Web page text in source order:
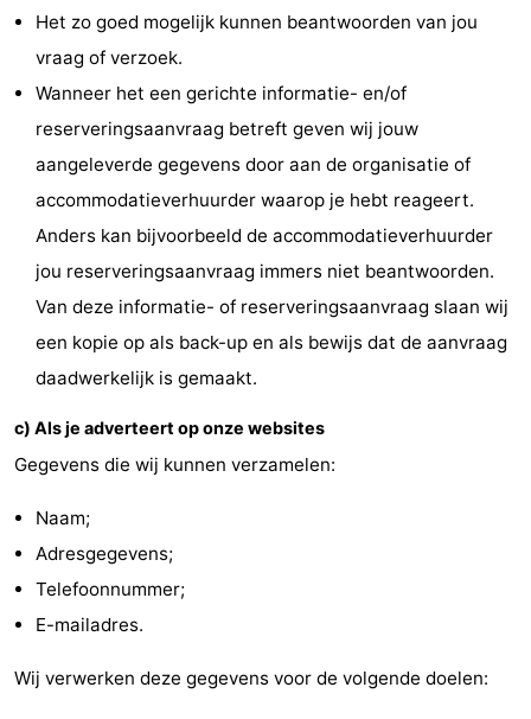
Paardrijden
Surfen
Wadlopen
Zeehonden
Eten
drinken
Evenementen
Praktisch
Forum
Route
-
Boot
Waddenhoppen
-
Parkeren
Reisboekenwinkel
Nieuws
Het zo goed mogelijk kunnen beantwoorden van jou
vraag of verzoek.
Wanneer het een gerichte informatie- en/of
reserveringsaanvraag betreft geven wij jouw
aangeleverde gegevens door aan de organisatie of
accommodatieverhuurder waarop je hebt reageert.
Anders kan bijvoorbeeld de accommodatieverhuurder
jou reserveringsaanvraag immers niet beantwoorden.
Van deze informatie- of reserveringsaanvraag slaan wij
een kopie op als back-up en als bewijs dat de aanvraag
daadwerkelijk is gemaakt.
c) Als je adverteert op onze websites
Gegevens die wij kunnen verzamelen:
Naam;
Adresgegevens;
Telefoonnummer;
E-mailadres.
Wij verwerken deze gegevens voor de volgende doelen: